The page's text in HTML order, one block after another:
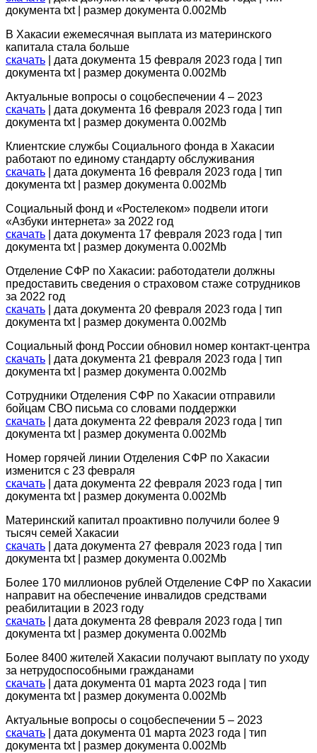
документа txt | размер документа 0.002Mb
В Хакасии ежемесячная выплата из материнского
капитала стала больше
скачать | дата документа 15 февраля 2023 года | тип
документа txt | размер документа 0.002Mb
Актуальные вопросы о соцобеспечении 4 – 2023
скачать | дата документа 16 февраля 2023 года | тип
документа txt | размер документа 0.002Mb
Клиентские службы Социального фонда в Хакасии
работают по единому стандарту обслуживания
скачать | дата документа 16 февраля 2023 года | тип
документа txt | размер документа 0.002Mb
Социальный фонд и «Ростелеком» подвели итоги
«Азбуки интернета» за 2022 год
скачать | дата документа 17 февраля 2023 года | тип
документа txt | размер документа 0.002Mb
Отделение СФР по Хакасии: работодатели должны
предоставить сведения о страховом стаже сотрудников
за 2022 год
скачать | дата документа 20 февраля 2023 года | тип
документа txt | размер документа 0.002Mb
Социальный фонд России обновил номер контакт-центра
скачать | дата документа 21 февраля 2023 года | тип
документа txt | размер документа 0.002Mb
Сотрудники Отделения СФР по Хакасии отправили
бойцам СВО письма со словами поддержки
скачать | дата документа 22 февраля 2023 года | тип
документа txt | размер документа 0.002Mb
Номер горячей линии Отделения СФР по Хакасии
изменится с 23 февраля
скачать | дата документа 22 февраля 2023 года | тип
документа txt | размер документа 0.002Mb
Материнский капитал проактивно получили более 9
тысяч семей Хакасии
скачать | дата документа 27 февраля 2023 года | тип
документа txt | размер документа 0.002Mb
Более 170 миллионов рублей Отделение СФР по Хакасии
направит на обеспечение инвалидов средствами
реабилитации в 2023 году
скачать | дата документа 28 февраля 2023 года | тип
документа txt | размер документа 0.002Mb
Более 8400 жителей Хакасии получают выплату по уходу
за нетрудоспособными гражданами
скачать | дата документа 01 марта 2023 года | тип
документа txt | размер документа 0.002Mb
Актуальные вопросы о соцобеспечении 5 – 2023
скачать | дата документа 01 марта 2023 года | тип
документа txt | размер документа 0.002Mb